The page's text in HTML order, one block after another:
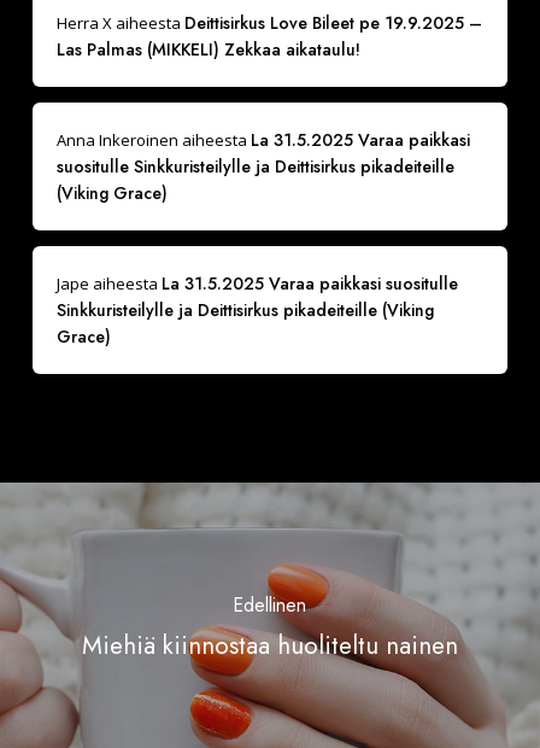
Herra Xaiheesta Deittisirkus Love Bileet pe 19.9.2025 –
Las Palmas (MIKKELI) Zekkaa aikataulu!
Anna Inkeroinen aiheesta La 31.5.2025 Varaa paikkasi
suositulle Sinkkuristeilylle ja Deittisirkus pikadeiteille
(Viking Grace)
Jape aiheesta La 31.5.2025 Varaa paikkasi suositulle
Sinkkuristeilylle ja Deittisirkus pikadeiteille (Viking
Grace)
Edellinen
Miehiä kiinnostaa huoliteltu nainen